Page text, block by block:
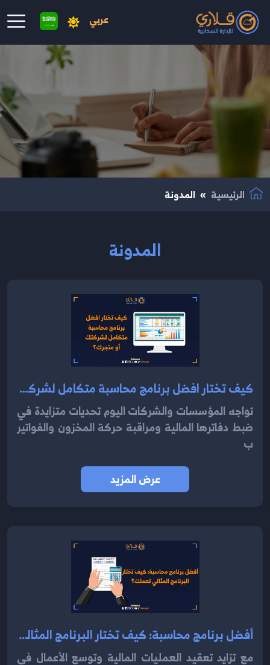
عربي
انتقال إلى المحتوى الرئيسي
الرئيسية المدونة
المدونة
كيف تختار افضل برنامج محاسبة متكامل لشركتك أو متجرك؟
تواجه المؤسسات والشركات اليوم تحديات متزايدة في
ضبط دفاترها المالية ومراقبة حركة المخزون والفواتير
ب
عرض المزيد
أفضل برنامج محاسبة: كيف تختار البرنامج المثالي لعملك2024؟
مع تزايد تعقيد العمليات المالية وتوسع الأعمال في